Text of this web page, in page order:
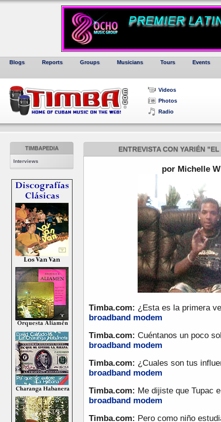
Blogs Reports Groups Musicians Tours Events
Videos
Photos
Radio
TIMBAPEDIA
Interviews
ENTREVISTA CON YARIÉN
por Michelle
Timba.com: ¿Esta es la primera
broadband modem
Timba.com: Cuéntanos un poco
broadband modem
Timba.com: ¿Cuales son tus
broadband modem
Timba.com: Me dijiste que Tupac
broadband modem
Timba.com: Pero como niño